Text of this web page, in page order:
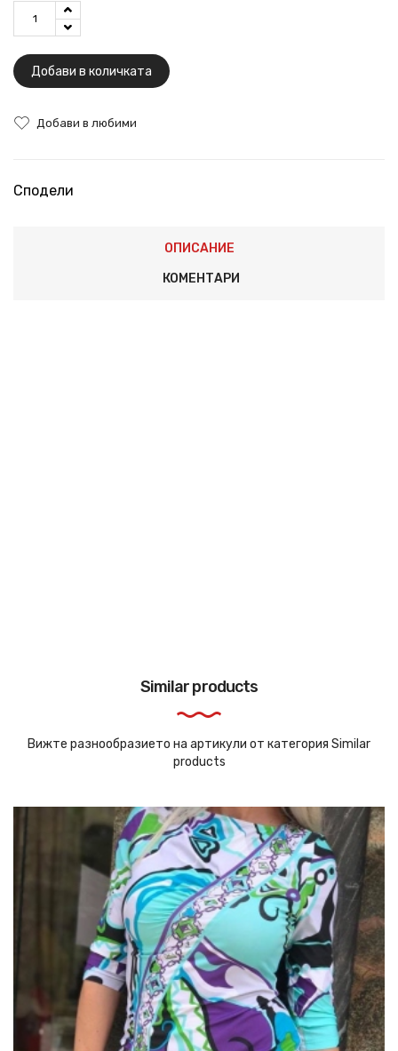
Добави в количката
Добави в любими
Сподели
ОПИСАНИЕ
КОМЕНТАРИ
Similar products
Вижте разнообразието на артикули от категория Similar
products